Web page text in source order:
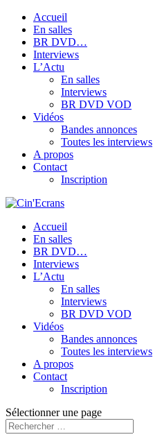
Accueil
En salles
BR DVD…
Interviews
L’Actu
En salles
Interviews
BR DVD VOD
Vidéos
Bandes annonces
Toutes les interviews
A propos
Contact
Inscription
Accueil
En salles
BR DVD…
Interviews
L’Actu
En salles
Interviews
BR DVD VOD
Vidéos
Bandes annonces
Toutes les interviews
A propos
Contact
Inscription
Sélectionner une page